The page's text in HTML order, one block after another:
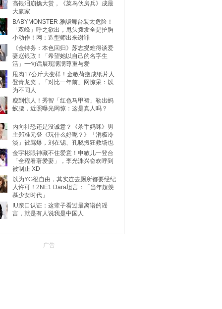
高银泪崩擒大赏，《菜鸟伙房兵》成最
大赢家
BABYMONSTER 雅譞舞台装太危险！
「双峰」呼之欲出，甩头拨发全是护胸
小动作！网：造型师出来谢罪
《金特务：本色回归》苏志燮难得谈爱
妻赵银政！「希望她以自己的名字生
活」一句话展现满满尊重与爱
甩肉17公斤大变样！金敏荷瘦成纸片人
登青龙奖，「对比一年前」网惊呆：以
为不同人
瘦到惊人！秀智「红色马甲裙」勒出蚂
蚁腰，近照曝光网惊：这是真人吗？
内向社恐还是没诚意？《杀手妈咪》男
主郑准元登《玩什么好呢？》「消极冷
淡」被骂爆，刘在锡、孔晓振狂救场也
动
金宇彬眼神藏不住爱意！申敏儿一登台
「全程看著爱妻」，李光洙兴奋欢呼到
被制止 XD
以为YG很自由，其实连去厕所都要经纪
人许可！2NE1 Dara坦言：「当年超羡
慕少女时代」
IU亲口认证：这辈子看过最离谱的谣
言，就是有人说我是中国人
广告